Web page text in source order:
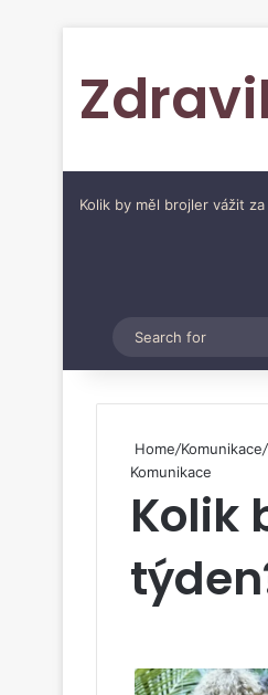
Kolik by měl brojler vážit
Switch skin
Home/Komunikace/
Komunikace
Kolik